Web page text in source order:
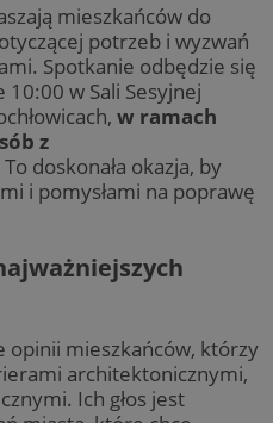
mieszkańców do
potrzeb i wyzwań
Spotkanie odbędzie się
w Sali Sesyjnej
w ramach
z
To doskonała okazja, by
i pomysłami na poprawę
opinii mieszkańców, którzy
architektonicznymi,
Ich głos jest